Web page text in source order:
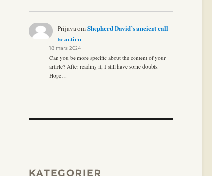
PrijavaomShepherd David’s ancient call
to action
18 mars 2024
Can you be more specific about the content of your
article? After reading it, I still have some doubts.
Hope…
KATEGORIER